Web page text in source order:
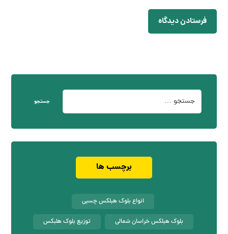
فرستادن دیدگاه
جستجو
برچسب ها
انواع بلوک هبلکس چسبی
بلوک هبلکس خراسان شمالی توزیع بلوک هلبکس